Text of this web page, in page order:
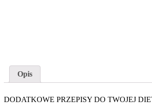
Opis
DODATKOWE PRZEPISY DO TWOJEJ